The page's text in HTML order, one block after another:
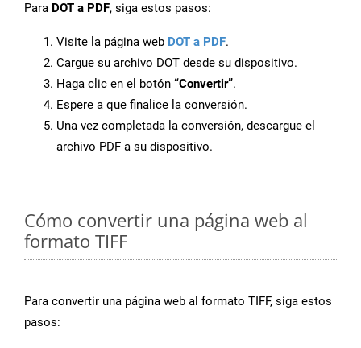
Para DOT a PDF, siga estos pasos:
Visite la página web DOT a PDF.
Cargue su archivo DOT desde su dispositivo.
Haga clic en el botón “Convertir”.
Espere a que finalice la conversión.
Una vez completada la conversión, descargue el
archivo PDF a su dispositivo.
Cómo convertir una página web al
formato TIFF
Para convertir una página web al formato TIFF, siga estos
pasos: